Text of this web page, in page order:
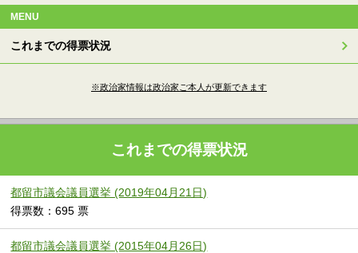
MENU
これまでの得票状況
※政治家情報は政治家ご本人が更新できます
これまでの得票状況
都留市議会議員選挙 (2019年04月21日)
得票数：695 票
都留市議会議員選挙 (2015年04月26日)